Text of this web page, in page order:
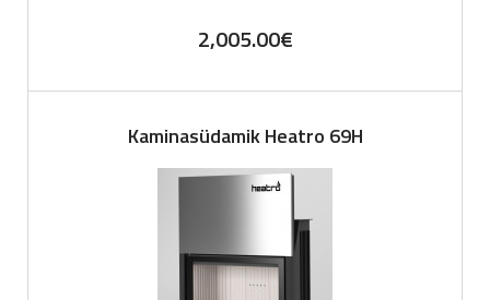
2,005.00€
Kaminasüdamik Heatro 69H